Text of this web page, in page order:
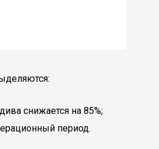
снижается на 85%;
период.